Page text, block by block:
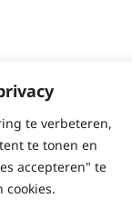
te verbeteren,
te tonen en
accepteren" te
cookies.
Media|